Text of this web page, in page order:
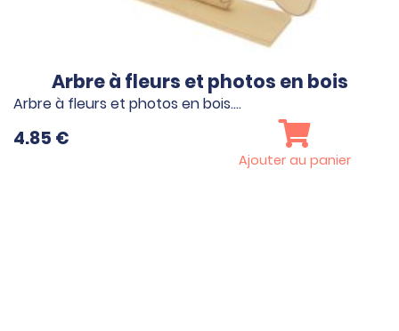
Arbre à fleurs et photos en bois
Arbre à fleurs et photos en bois.…
4.85 €
Ajouter au panier